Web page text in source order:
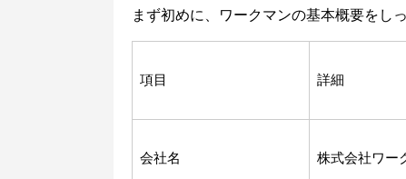
まず初めに、ワークマンの基本概要をし
項目 詳細
会社名 株式会社ワー